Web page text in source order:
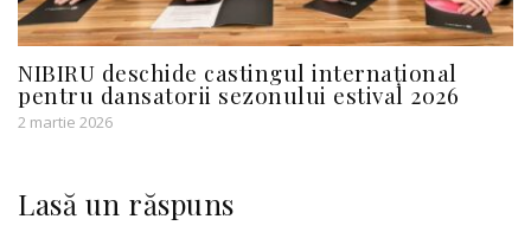
NIBIRU deschide castingul internațional
pentru dansatorii sezonului estival 2026
2 martie 2026
Lasă un răspuns